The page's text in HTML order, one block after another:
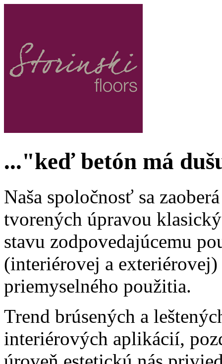
..."keď betón má
Naša spoločnosť sa
tvorených úpravou
stavu zodpovedajúcemu
(interiérovej a
priemyselného použitia.
Trend brúsených a
interiérových aplikácií,